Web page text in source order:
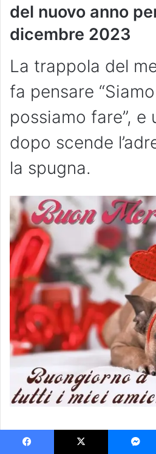
del nuovo anno
dicembre 2023
La trappola del
fa pensare
possiamo fare”, e
dopo scende
la spugna.
Modalità